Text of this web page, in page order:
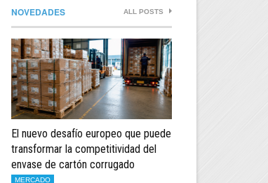
NOVEDADES ALL POSTS
El nuevo desafío europeo que puede
transformar la competitividad del
envase de cartón corrugado
MERCADO